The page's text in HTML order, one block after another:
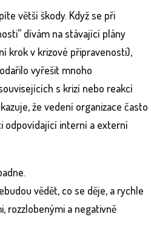
větší škody. Když se při
dívám na stávající plány
krok v krizové připravenosti),
vyřešit mnoho
s krizí nebo reakcí
že vedení organizace často
odpovídající interní a externí
vědět, co se děje, a rychle
rozzlobenými a negativně